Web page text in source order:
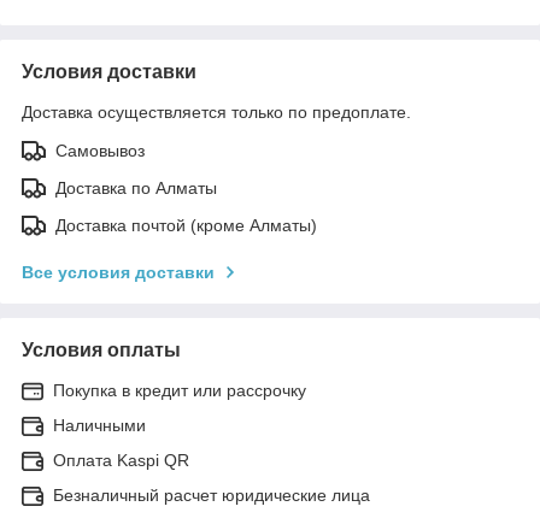
Условия доставки
Доставка осуществляется только по предоплате.
Самовывоз
Доставка по Алматы
Доставка почтой (кроме Алматы)
Все условия доставки
Условия оплаты
Покупка в кредит или рассрочку
Наличными
Оплата Kaspi QR
Безналичный расчет юридические лица